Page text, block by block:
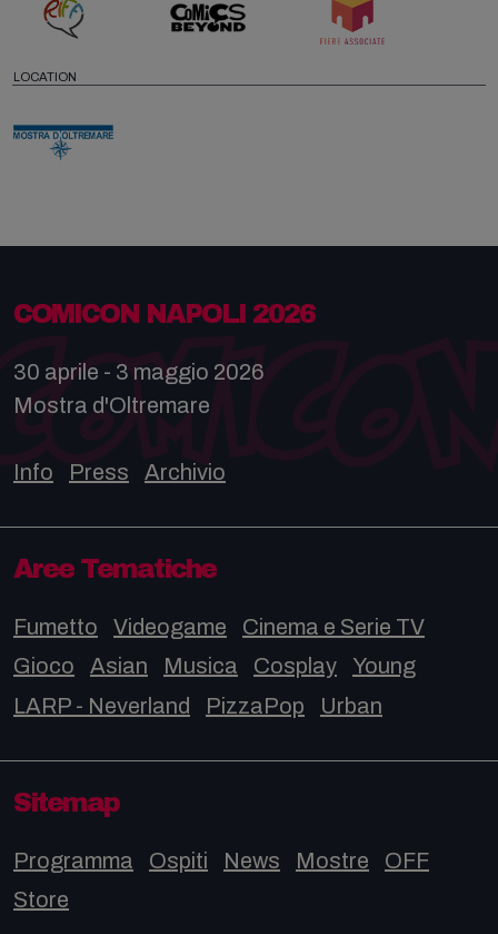
LOCATION
COMICON NAPOLI 2026
30 aprile - 3 maggio 2026
Mostra d'Oltremare
Info Press Archivio
Aree Tematiche
Fumetto Videogame
Cinema e Serie TV
Gioco
Asian Musica Cosplay
Young
LARP - Neverland
PizzaPop Urban
Sitemap
Programma Ospiti News Mostre
OFF
Store